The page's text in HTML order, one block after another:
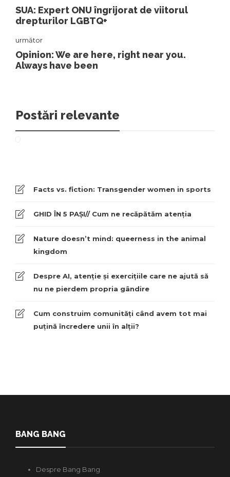
SUA: Expert ONU îngrijorat de viitorul
drepturilor LGBTQ+
următor
Opinion: We are here, right near you.
Always have been
Postări relevante
Facts vs. fiction: Transgender women in sports
GHID ÎN 5 PAȘI// Cum ne recăpătăm atenția
Nature doesn’t mind: queerness in the animal
kingdom
Despre AI, atenție și exercițiile care ne ajută să
nu ne pierdem propria gândire
Cum construim comunități când avem tot mai
puțină încredere unii în alții?
BANG BANG
Despre Bang Bang